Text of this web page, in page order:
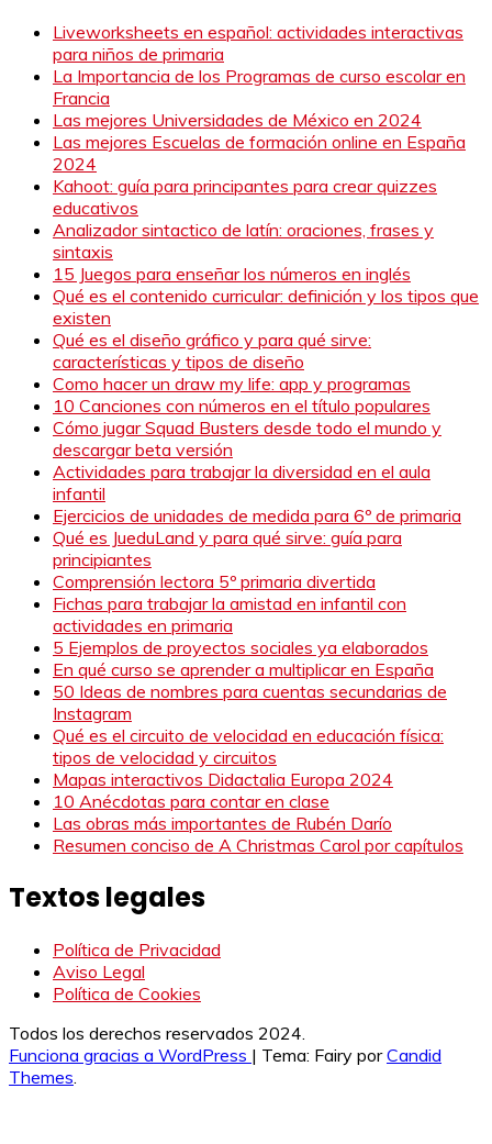
Liveworksheets en español: actividades interactivas
para niños de primaria
La Importancia de los Programas de curso escolar en
Francia
Las mejores Universidades de México en 2024
Las mejores Escuelas de formación online en España
2024
Kahoot: guía para principantes para crear quizzes
educativos
Analizador sintactico de latín: oraciones, frases y
sintaxis
15 Juegos para enseñar los números en inglés
Qué es el contenido curricular: definición y los tipos que
existen
Qué es el diseño gráfico y para qué sirve:
características y tipos de diseño
Como hacer un draw my life: app y programas
10 Canciones con números en el título populares
Cómo jugar Squad Busters desde todo el mundo y
descargar beta versión
Actividades para trabajar la diversidad en el aula
infantil
Ejercicios de unidades de medida para 6º de primaria
Qué es JueduLand y para qué sirve: guía para
principiantes
Comprensión lectora 5º primaria divertida
Fichas para trabajar la amistad en infantil con
actividades en primaria
5 Ejemplos de proyectos sociales ya elaborados
En qué curso se aprender a multiplicar en España
50 Ideas de nombres para cuentas secundarias de
Instagram
Qué es el circuito de velocidad en educación física:
tipos de velocidad y circuitos
Mapas interactivos Didactalia Europa 2024
10 Anécdotas para contar en clase
Las obras más importantes de Rubén Darío
Resumen conciso de A Christmas Carol por capítulos
Textos legales
Política de Privacidad
Aviso Legal
Política de Cookies
Todos los derechos reservados 2024.
Funciona gracias a WordPress | Tema: Fairy porCandid
Themes.